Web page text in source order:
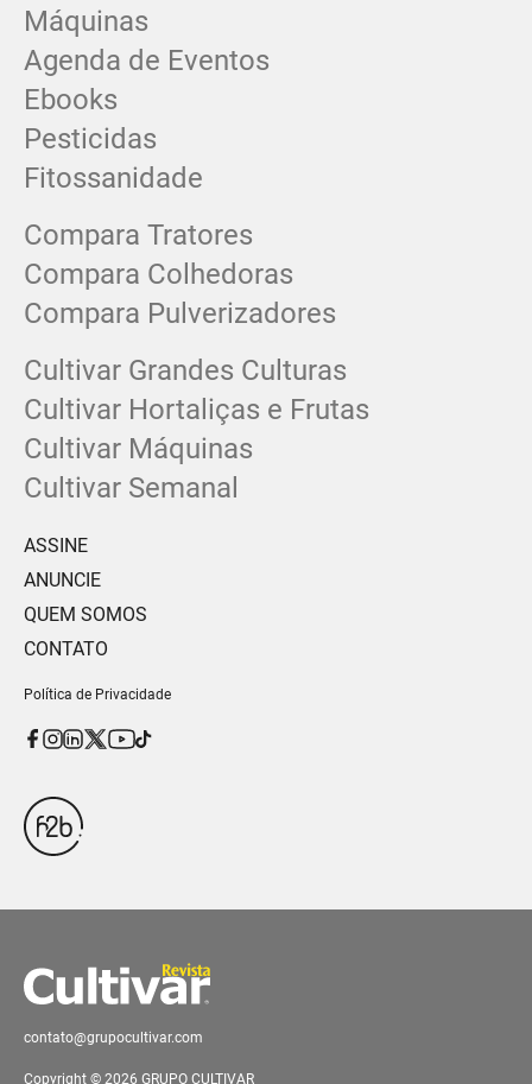
Máquinas
Agenda de Eventos
Ebooks
Pesticidas
Fitossanidade
Compara Tratores
Compara Colhedoras
Compara Pulverizadores
Cultivar Grandes Culturas
Cultivar Hortaliças e Frutas
Cultivar Máquinas
Cultivar Semanal
ASSINE
ANUNCIE
QUEM SOMOS
CONTATO
Política de Privacidade
contato@grupocultivar.com
Copyright © 2026 GRUPO CULTIVAR